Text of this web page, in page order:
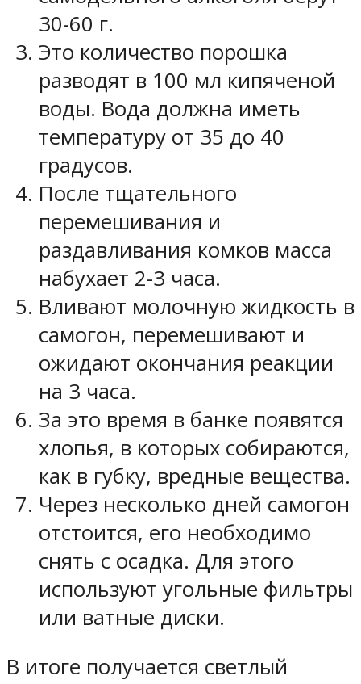
30-60 г.
Это количество порошка
разводят в 100 мл кипяченой
воды. Вода должна иметь
температуру от 35 до 40
градусов.
После тщательного
перемешивания и
раздавливания комков масса
набухает 2-3 часа.
Вливают молочную жидкость в
самогон, перемешивают и
ожидают окончания реакции
на 3 часа.
За это время в банке появятся
хлопья, в которых собираются,
как в губку, вредные вещества.
Через несколько дней самогон
отстоится, его необходимо
снять с осадка. Для этого
используют угольные фильтры
или ватные диски.
В итоге получается светлый